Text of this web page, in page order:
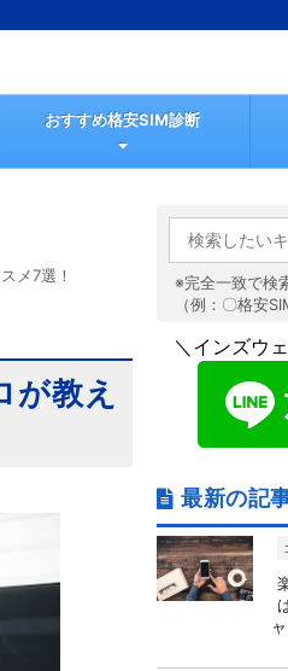
おすすめ格安SIM診断
メ7選！
が教え
※完全一致で検
（例：〇格安
＼インズウ
最新の記